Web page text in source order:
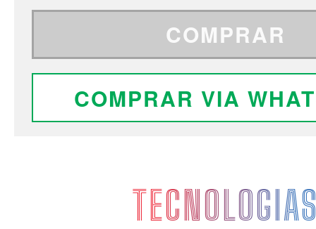
COMPRAR
COMPRAR VIA